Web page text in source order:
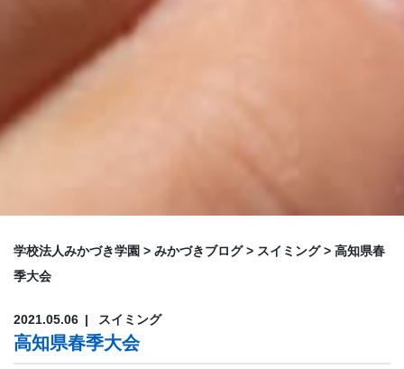
学校法人みかづき学園 > みかづきブログ> スイミング> 高知県春
季大会
2021.05.06 スイミング
高知県春季大会